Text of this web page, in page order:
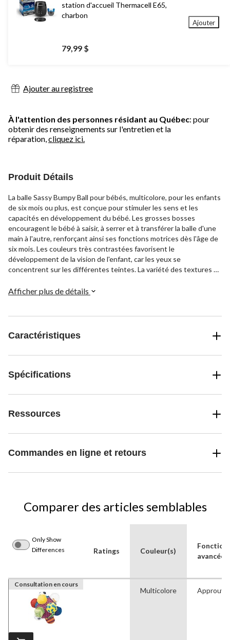
station d'accueil Thermacell E65,
charbon
79,99 $
Ajouter
Ajouter au registree
À l'attention des personnes résidant au Québec: pour
obtenir des renseignements sur l'entretien et la
réparation,cliquez ici.
Produit Détails
La balle Sassy Bumpy Ball pour bébés, multicolore, pour les enfants
de six mois ou plus, est conçue pour stimuler les sens et les
capacités en développement du bébé. Les grosses bosses
encouragent le bébé à saisir, à serrer et à transférer la balle d'une
main à l'autre, renforçant ainsi ses fonctions motrices dès l'âge de
six mois. Les couleurs très contrastées favorisent le
développement de la vision de l'enfant, car les yeux se
concentrent sur les différentes teintes. La variété des textures et
cliquetis des perles crée d'importantes connexions neuronales
en fait un produit indispensable pour les parents occupés qui
cherchent à faire participer leurs petits avec un produit intelligent
Afficher plus de détails
Caractéristiques
Spécifications
Ressources
Commandes en ligne et retours
Comparer des articles semblables
Only Show
Differences
Ratings Couleur(s)
avancées
Consultation en cours
Multicolore